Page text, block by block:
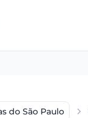
do São Paulo